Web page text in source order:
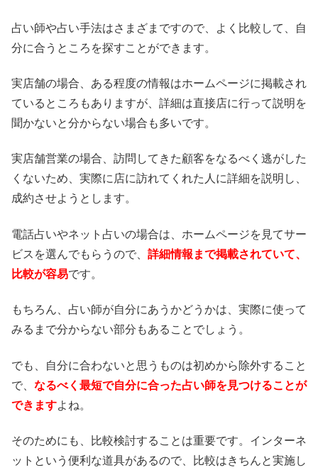
占い師や占い手法はさまざまですので、よく比較して、自
分に合うところを探すことができます。
実店舗の場合、ある程度の情報はホームページに掲載され
ているところもありますが、詳細は直接店に行って説明を
聞かないと分からない場合も多いです。
実店舗営業の場合、訪問してきた顧客をなるべく逃がした
くないため、実際に店に訪れてくれた人に詳細を説明し、
成約させようとします。
電話占いやネット占いの場合は、ホームページを見てサー
ビスを選んでもらうので、 詳細情報まで掲載されていて、
比較が容易です。
もちろん、占い師が自分にあうかどうかは、実際に使って
みるまで分からない部分もあることでしょう。
でも、自分に合わないと思うものは初めから除外すること
で、 なるべく最短で自分に合った占い師を見つけることが
できますよね。
そのためにも、比較検討することは重要です。インターネ
ットという便利な道具があるので、比較はきちんと実施し